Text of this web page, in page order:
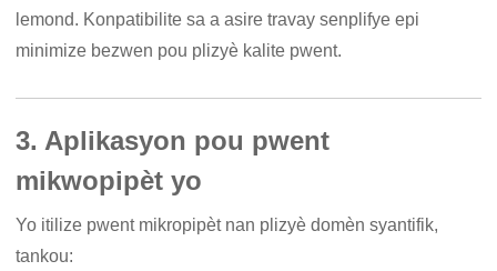
lemond. Konpatibilite sa a asire travay senplifye epi
minimize bezwen pou plizyè kalite pwent.
3. Aplikasyon pou pwent
mikwopipèt yo
Yo itilize pwent mikropipèt nan plizyè domèn syantifik,
tankou: